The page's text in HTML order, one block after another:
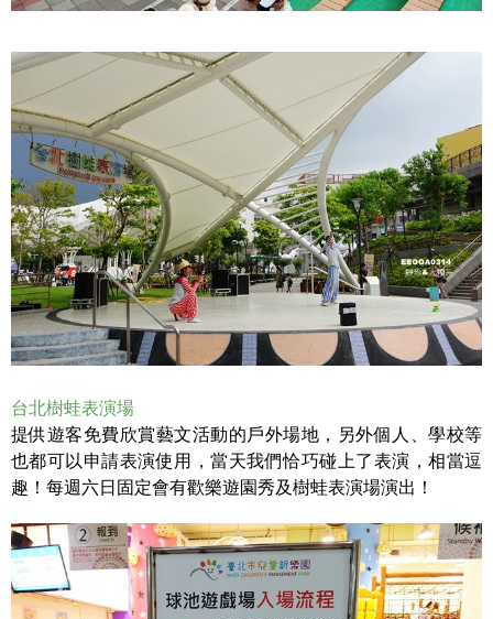
台北樹蛙表演場
提供遊客免費欣賞藝文活動的戶外場地，另外個人、學校等
也都可以申請表演使用，當天我們恰巧碰上了表演，相當逗
趣！每週六日固定會有歡樂遊園秀及樹蛙表演場演出！